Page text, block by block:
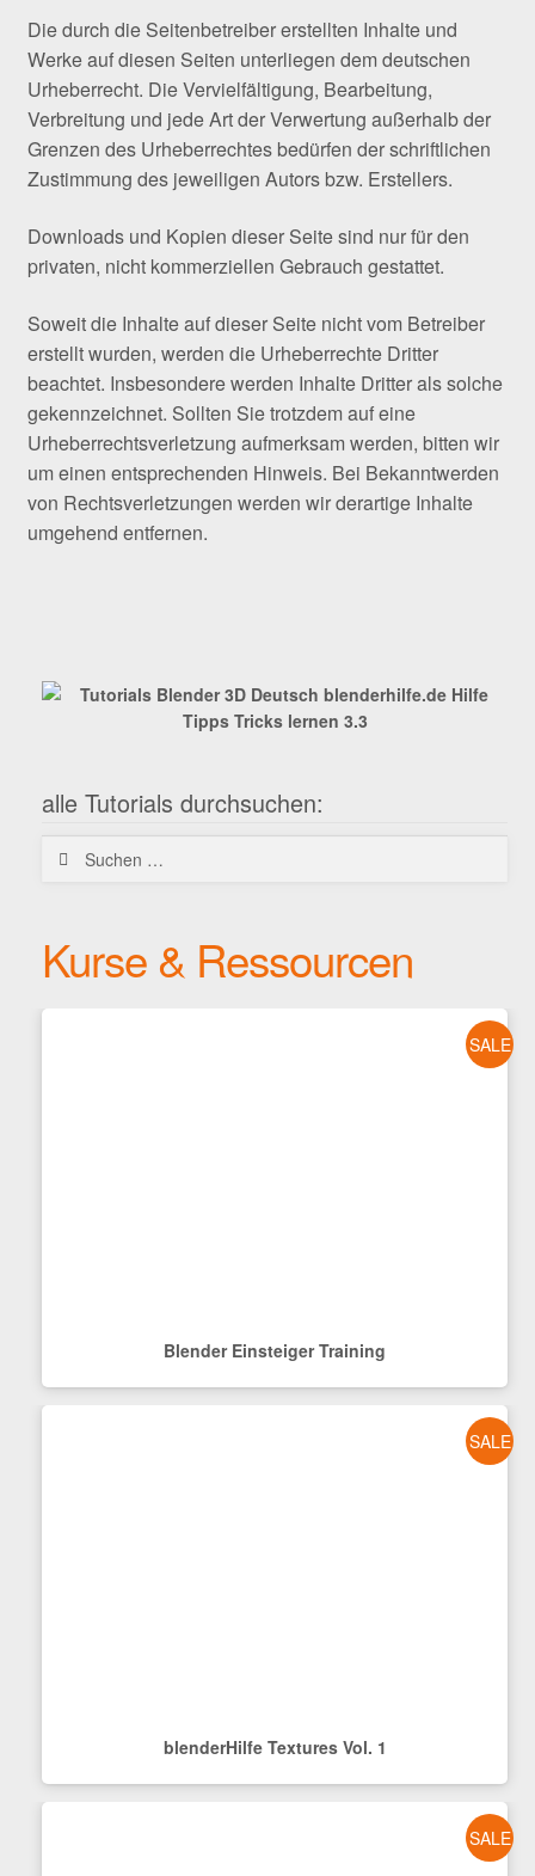
Die durch die Seitenbetreiber erstellten Inhalte und
Werke auf diesen Seiten unterliegen dem deutschen
Urheberrecht. Die Vervielfältigung, Bearbeitung,
Verbreitung und jede Art der Verwertung außerhalb der
Grenzen des Urheberrechtes bedürfen der schriftlichen
Zustimmung des jeweiligen Autors bzw. Erstellers.
Downloads und Kopien dieser Seite sind nur für den
privaten, nicht kommerziellen Gebrauch gestattet.
Soweit die Inhalte auf dieser Seite nicht vom Betreiber
erstellt wurden, werden die Urheberrechte Dritter
beachtet. Insbesondere werden Inhalte Dritter als solche
gekennzeichnet. Sollten Sie trotzdem auf eine
Urheberrechtsverletzung aufmerksam werden, bitten wir
um einen entsprechenden Hinweis. Bei Bekanntwerden
von Rechtsverletzungen werden wir derartige Inhalte
umgehend entfernen.
alle Tutorials durchsuchen:
Suchen
Kurse & Ressourcen
SALE
Blender Einsteiger Training
SALE
blenderHilfe Textures Vol. 1
SALE